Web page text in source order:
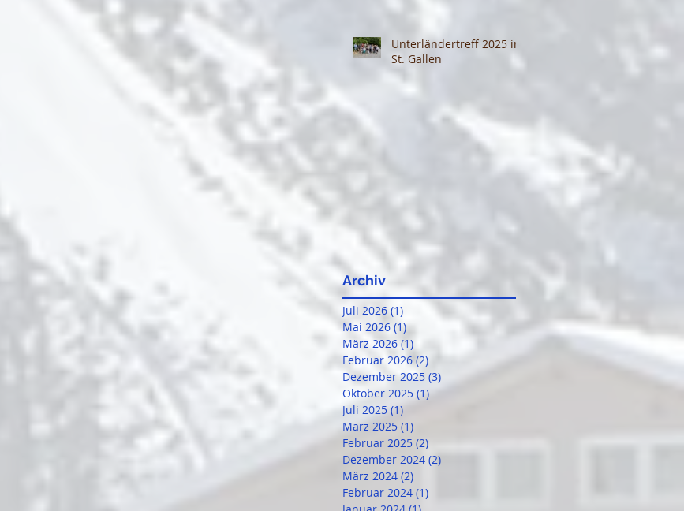
Unterländertreff 2025 in
St. Gallen
Archiv
Juli 2026 (1) 1 Beitrag
Mai 2026 (1)1 Beitrag
März 2026 (1)
Februar 2026 (2)
Dezember 2025 (3) 3 Beiträge
Oktober 2025 (1)1 Beitrag
Juli 2025 (1)
März 2025 (1)
Februar 2025 (2)
Dezember 2024 (2)
März 2024 (2)
Februar 2024 (1)